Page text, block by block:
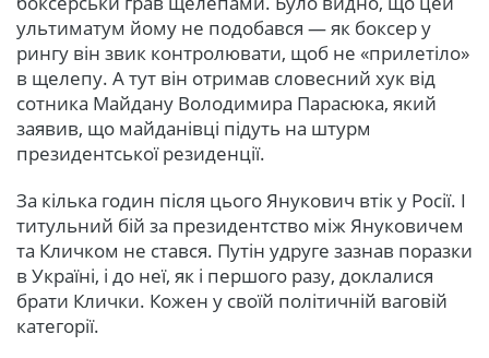
ультиматум йому не подобався — як боксер у
рингу він звик контролювати, щоб не «прилетіло»
в щелепу. А тут він отримав словесний хук від
сотника Майдану Володимира Парасюка, який
заявив, що майданівці підуть на штурм
президентської резиденції.
За кілька годин після цього Янукович втік у Росії. І
титульний бій за президентство між Януковичем
та Кличком не стався. Путін удруге зазнав поразки
в Україні, і до неї, як і першого разу, доклалися
брати Клички. Кожен у своїй політичній ваговій
категорії.